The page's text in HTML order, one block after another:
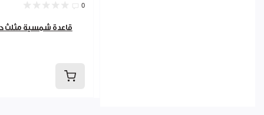
0
قاعدة شمسية مثلث حديد 9228913